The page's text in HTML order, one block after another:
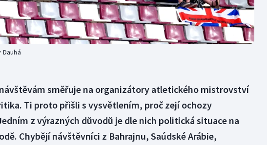
směřuje na organizátory atletického mistrovství
Ti proto přišli s vysvětlením, proč zejí ochozy
z výrazných důvodů je dle nich politická situace na
Chybějí návštěvníci z Bahrajnu, Saúdské Arábie,